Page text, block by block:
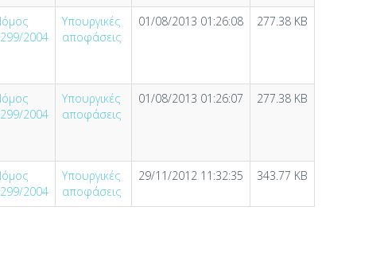
2004
Υπουργικές
αποφάσεις
01/08/2013 01:26:08 277.38 KB
2004
Υπουργικές
αποφάσεις
01/08/2013 01:26:07 277.38 KB
2004
Υπουργικές
αποφάσεις
29/11/2012 11:32:35 343.77 KB